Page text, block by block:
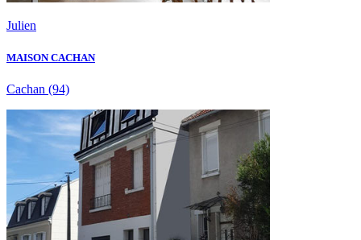
Julien
MAISON CACHAN
Cachan (94)